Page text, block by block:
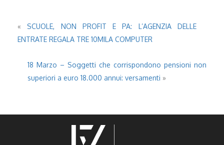
« SCUOLE, NON PROFIT E PA: L’AGENZIA DELLE
ENTRATE REGALA TRE 10MILA COMPUTER
18 Marzo – Soggetti che corrispondono pensioni non
superiori a euro 18.000 annui: versamenti »